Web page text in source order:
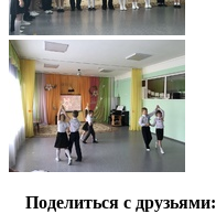
Поделиться с друзьями: